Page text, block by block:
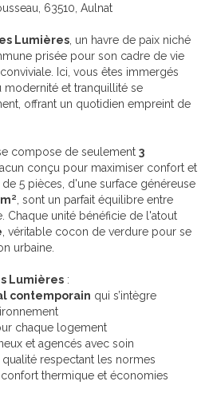
63510, Aulnat
Lumières, un havre de paix niché
prisée pour son cadre de vie
Ici, vous êtes immergés
modernité et tranquillité se
offrant un quotidien empreint de
compose de seulement 3
conçu pour maximiser confort et
5 pièces, d'une surface généreuse
, sont un parfait équilibre entre
Chaque unité bénéficie de l'atout
, véritable cocon de verdure pour se
urbaine.
Lumières :
contemporain qui s’intègre
chaque logement
et agencés avec soin
respectant les normes
confort thermique et économies